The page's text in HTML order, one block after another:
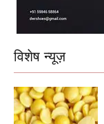
विशेष न्यूज़